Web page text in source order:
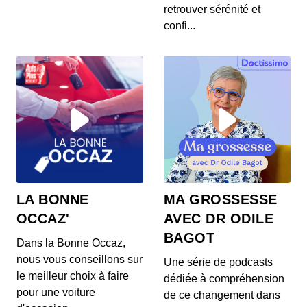
00:03:37 - IL Y A 6 ANS
Les prix de la Mercedes Classe E restylée, la
S12E144: L'actu auto du 23 juillet 2020
00:03:39 - IL Y A 6 ANS
L’Aston Martin Vanquish 25 par Ian Callum entre
en production. Quel est ce modèle ? On v...
S12E143: L'actu auto du 22 juillet 2020
00:03:25 - IL Y A 6 ANS
1400 ch dans un SUV 100% électrique ? C’est la
nouvelle trouvaille de Ford ! On vos prés...
S12E141: L'actu auto du 21 juillet 2020
00:03:26 - IL Y A 6 ANS
Au menu de ce mardi 21 juillet : des Renault Zoe
gratuites pour les habitants d’un villa...
retrouver sérénité et
confi...
LA BONNE
OCCAZ'
Dans la Bonne Occaz,
nous vous conseillons sur
le meilleur choix à faire
pour une voiture
MA GROSSESSE
AVEC DR ODILE
BAGOT
Une série de podcasts
dédiée à compréhension
de ce changement dans